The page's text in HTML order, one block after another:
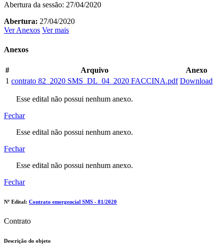
Abertura da sessão: 27/04/2020
Abertura: 27/04/2020
Ver Anexos Ver mais
Anexos
# Arquivo
Anexo
1 contrato 82_2020 SMS_DL_04_2020 FACCINA.pdf Download
Esse edital não possui nenhum anexo.
Fechar
Esse edital não possui nenhum anexo.
Fechar
Esse edital não possui nenhum anexo.
Fechar
Nº Edital: Contrato emergencial SMS - 81/2020
Contrato
Descrição do objeto